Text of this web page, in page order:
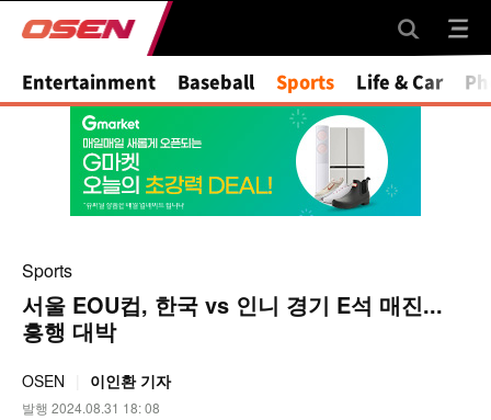
Mute
Entertainment Baseball Sports Life & Car
Sports
서울 EOU컵, 한국 vs 인니 경기 E석 매진...
흥행 대박
OSEN 이인환 기자
발행 2024.08.31 18: 08